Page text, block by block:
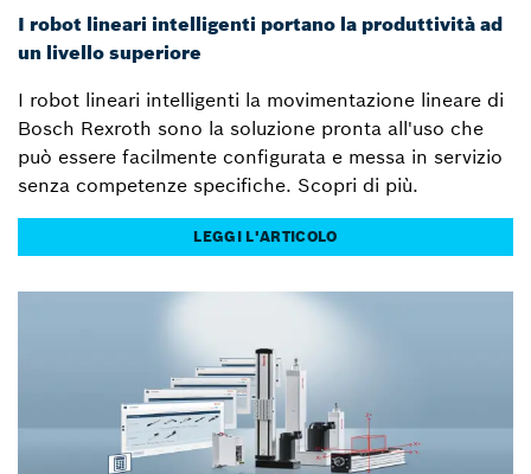
I robot lineari intelligenti portano la produttività ad
un livello superiore
I robot lineari intelligenti la movimentazione lineare di
Bosch Rexroth sono la soluzione pronta all'uso che
può essere facilmente configurata e messa in servizio
senza competenze specifiche. Scopri di più.
LEGGI L'ARTICOLO